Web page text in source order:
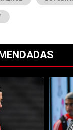
con el títuloUn